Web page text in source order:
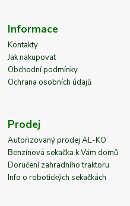
Informace
Kontakty
Jak nakupovat
Obchodní podmínky
Ochrana osobních údajů
Prodej
Autorizovaný prodej AL-KO
Benzínová sekačka k Vám domů
Doručení zahradního traktoru
Info o robotických sekačkách